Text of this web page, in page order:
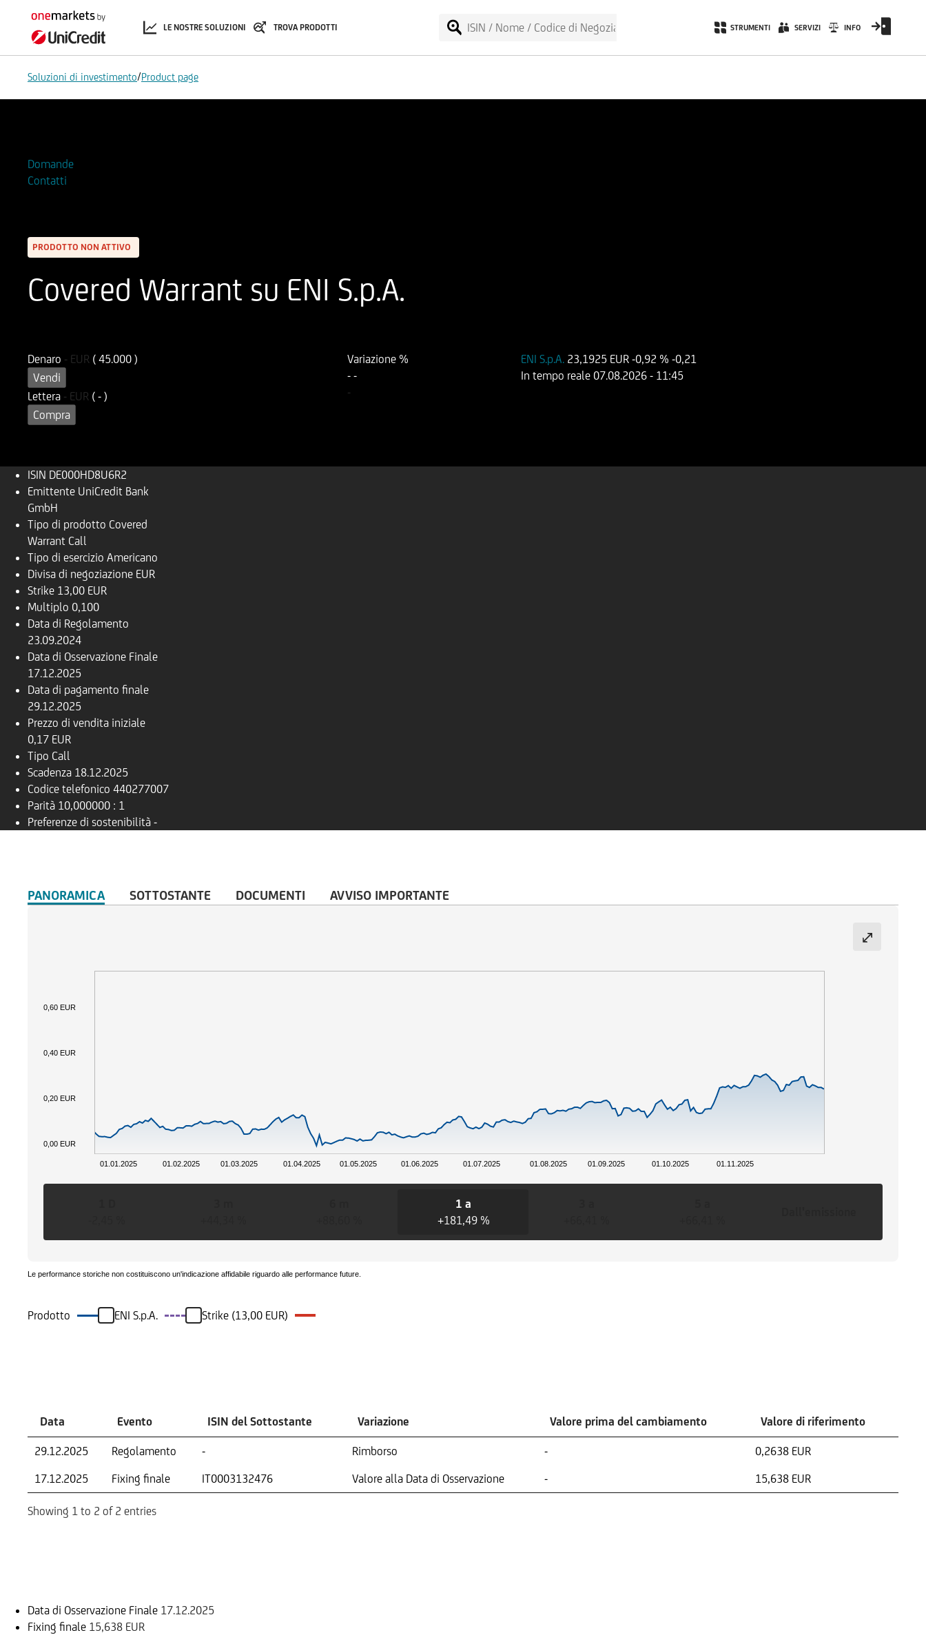
LE NOSTRE SOLUZIONI TROVA PRODOTTI STRUMENTI SERVIZI INFO
Soluzioni di investimento/Product page
Domande
Contatti
PRODOTTO NON ATTIVO
Covered Warrant su ENI S.p.A.
Denaro - EUR ( 45.000 )
Vendi
Lettera - EUR ( - )
Compra
Variazione %
--
-
ENI S.p.A. 23,1925 EUR -0,92 %-0,21
In tempo reale 07.08.2026 - 11:45
ISIN DE000HD8U6R2
Emittente UniCredit Bank
GmbH
Tipo di prodotto Covered
Warrant Call
Tipo di esercizio Americano
Divisa di negoziazione EUR
Strike 13,00 EUR
Multiplo 0,100
Data di Regolamento
23.09.2024
Data di Osservazione Finale
17.12.2025
Data di pagamento finale
29.12.2025
Prezzo di vendita iniziale
0,17 EUR
Tipo Call
Scadenza 18.12.2025
Codice telefonico 440277007
Parità 10,000000 : 1
Preferenze di sostenibilità -
PANORAMICA SOTTOSTANTE DOCUMENTI AVVISO IMPORTANTE
01.01.2025 01.02.2025 01.03.2025 01.04.2025 01.05.2025 01.06.2025 01.07.2025 01.08.2025 01.09.2025 01.10.2025 01.11.2025
0,00 EUR
0,20 EUR
0,40 EUR
0,60 EUR
1 a
+181,49 %
Le performance storiche non costituiscono un'indicazione affidabile riguardo alle performance future.
Prodotto ENI S.p.A. Strike (13,00 EUR)
Data Evento ISIN del Sottostante Variazione Valore prima del cambiamento Valore di riferimento
29.12.2025 Regolamento - Rimborso -
0,2638 EUR
17.12.2025
Fixing finale IT0003132476 Valore alla Data di Osservazione - 15,638 EUR
Showing 1 to 2 of 2 entries
Data di Osservazione Finale 17.12.2025
Fixing finale 15,638 EUR